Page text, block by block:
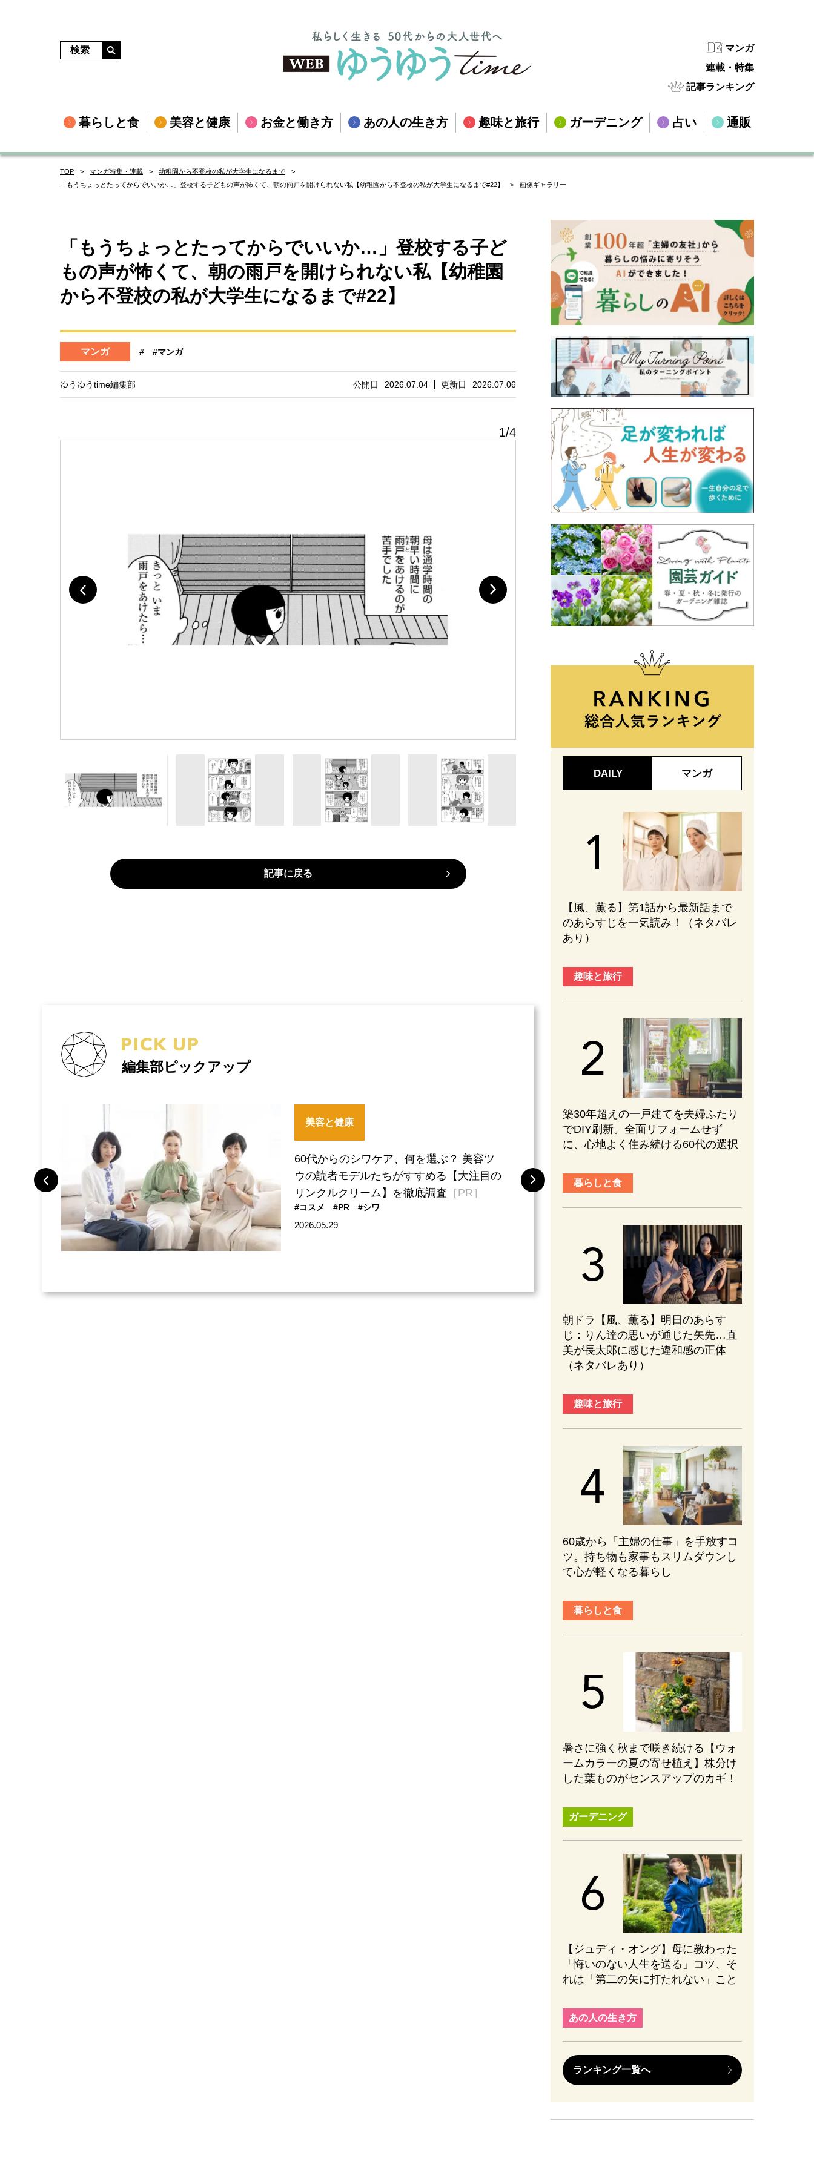
マンガ
連載・特集
記事ランキング
暮らしと食 美容と健康 お金と働き方 あの人の生き方 趣味と旅行 ガーデニング 占い 通販
TOP マンガ特集・連載
幼稚園から不登校の私が大学生になるまで
「もうちょっとたってからでいいか…」登校する子どもの声が怖くて、朝の雨戸を開けられない私【幼稚園から不登校の私が大学生になるまで#22】
画像ギャラリー
「もうちょっとたってからでいいか…」登校する子ど
もの声が怖くて、朝の雨戸を開けられない私【幼稚園
から不登校の私が大学生になるまで#22】
マンガ # #マンガ
公開日 2026.07.04 更新日 2026.07.06
ゆうゆうtime編集部
1/4
記事に戻る
編集部ピックアップ
検証した
美容と健康
60代からのシワケア、何を選ぶ？ 美容ツ
ウの読者モデルたちがすすめる【大注目の
リンクルクリーム】を徹底調査 ［PR］
#コスメ #PR #シワ
2026.05.29
かれる【ネタ
#エンターテインメ
DAILY マンガ
【風、薫る】第1話から最新話まで
のあらすじを一気読み！（ネタバレ
あり）
趣味と旅行
築30年超えの一戸建てを夫婦ふたり
でDIY刷新。全面リフォームせず
に、心地よく住み続ける60代の選択
暮らしと食
朝ドラ【風、薫る】明日のあらす
じ：​りん達の思いが通じた矢先…直
美が長太郎に感じた違和感の正体
（ネタバレあり）
趣味と旅行
60歳から「主婦の仕事」を手放すコ
ツ。持ち物も家事もスリムダウンし
て心が軽くなる暮らし
暮らしと食
暑さに強く秋まで咲き続ける【ウォ
ームカラーの夏の寄せ植え】株分け
した葉ものがセンスアップのカギ！
ガーデニング
【ジュディ・オング】母に教わった
「悔いのない人生を送る」コツ、そ
れは「第二の矢に打たれない」こと
あの人の生き方
ランキング一覧へ